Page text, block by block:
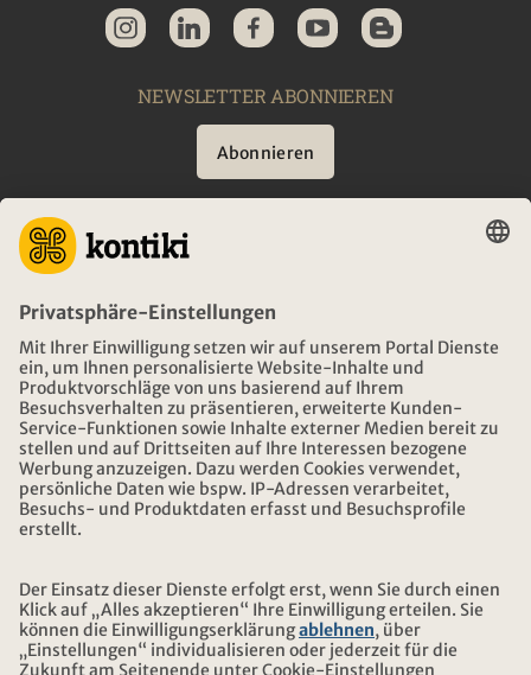
NEWSLETTER ABONNIEREN
Abonnieren
BERATUNG
NOTFALL AUF REISEN
ÖFFNUNGSZEITEN KONTIKI REISEN
DOWNLOAD UND LINKS
ADRESSE
ÜBER KONTIKI
UNSERE PARTNER